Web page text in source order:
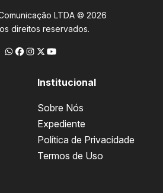
LTDA © 2026
direitos reservados.
Institucional
Sobre Nós
Expediente
Política de Privacidade
Termos de Uso